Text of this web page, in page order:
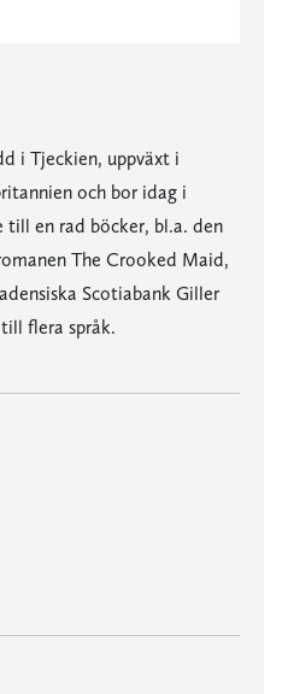
i Tjeckien, uppväxt i
och bor idag i
till en rad böcker, bl.a. den
The Crooked Maid,
Scotiabank Giller
flera språk.